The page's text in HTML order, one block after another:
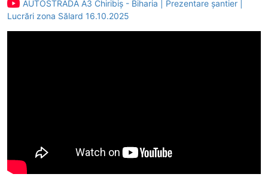
AUTOSTRADA A3 Chiribiș - Biharia | Prezentare șantier |
Lucrări zona Sălard 16.10.2025